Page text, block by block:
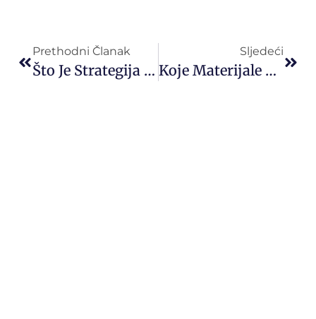
Prethodni Članak
Što Je Strategija Za Prodaju I Marketing?
Sljedeći
Koje Materijale Treba Pripremiti Za Izradu Web Stranice?